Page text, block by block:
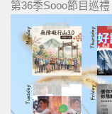
第36季Sooo節目巡禮